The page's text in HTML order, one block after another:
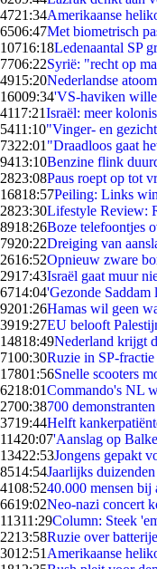
4721:34Amerikaanse
6506:47Met biometrisch
10716:18Ledenaantal SP
7706:22Syrië: "recht op
4915:20Nederlandse
16009:34'VS-haviken
4117:21Israël: meer
5411:10"Vinger- en
7322:01 "Draadloos gaat
9413:10Benzine flink
2823:08Paus roept op tot
16818:57Peiling: Links
2823:30Lifestyle Review:
8918:26Boze telefoontjes
7920:22Dreiging van
2616:52Opnieuw zware
2917:43Israël gaat muur
6714:04'Gezonde Saddam
9201:26Hamas wil geen
3919:27EU belooft
14818:49Nederland krijgt
7100:30Ruzie in SP-
17801:56Snelle scooters
6218:01Commando's NL
2700:38700
3719:44Helft
11420:07'Aanslag op
13422:53Jongens gepakt
8514:54Jaarlijks
4108:5240.000 mensen bij
6619:02Neo-nazi concert
11311:29Column: Steek
2213:58Ruzie over
3012:51 Amerikaanse